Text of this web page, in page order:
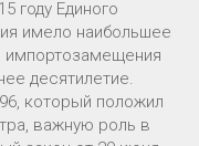
году Единого
имело наибольшее
импортозамещения
десятилетие.
который положил
важную роль в